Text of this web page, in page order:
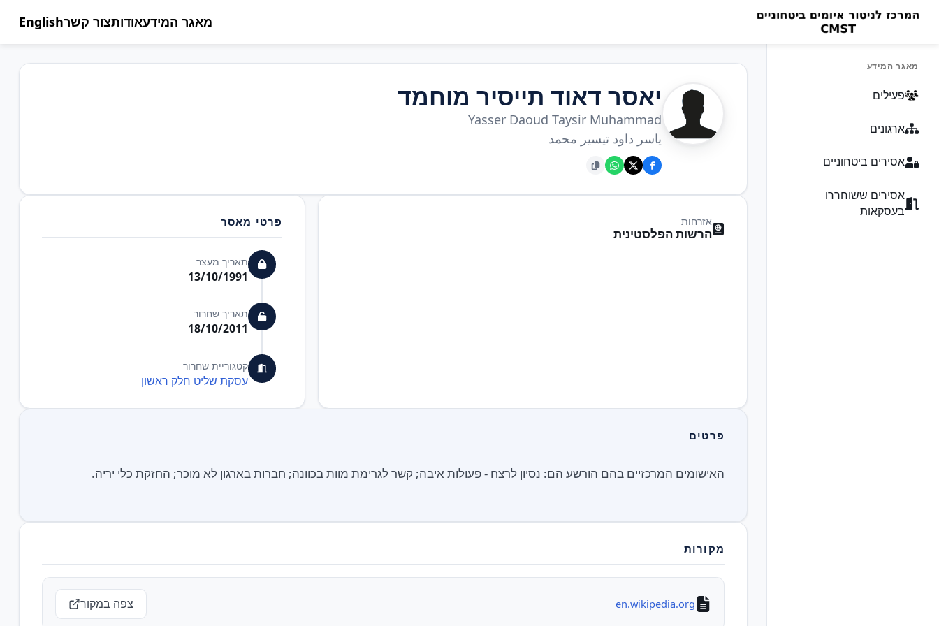
מאגר המידעאודותצור קשרEnglish
מאגר המידע
פעילים
ארגונים
אסירים ביטחוניים
אסירים ששוחררו
בעסקאות
יאסר דאוד תייסיר מוחמד
Yasser Daoud Taysir Muhammad
ياسر داود تيسير محمد
אזרחות
הרשות הפלסטינית
פרטי מאסר
תאריך מעצר
13/10/1991
תאריך שחרור
18/10/2011
קטגוריית שחרור
עסקת שליט חלק ראשון
פרטים
האישומים המרכזיים בהם הורשע הם: נסיון לרצח - פעולות איבה; קשר לגרימת מוות בכוונה; חברות בארגון לא מוכר; החזקת כלי יריה.
מקורות
en.wikipedia.org צפה במקור